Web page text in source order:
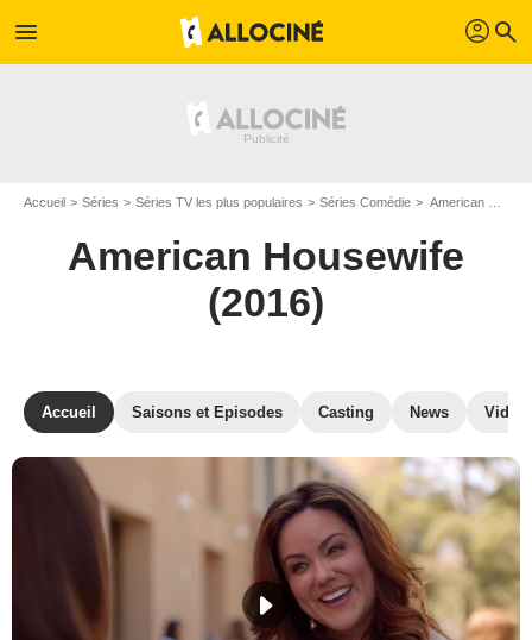
menu profil search
Accueil Séries Séries TV les plus populaires Séries Comédie American Housewife (2016)
American Housewife
(2016)
Accueil Saisons et Episodes Casting News